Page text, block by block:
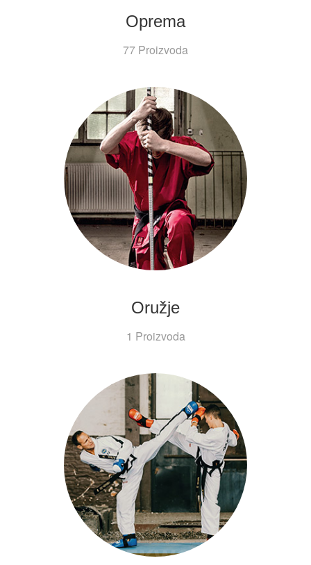
Oprema
77 Proizvoda
Oružje
1 Proizvoda